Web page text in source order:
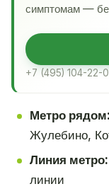
симптомам —
+7 (495) 104-22-
Метро рядом:
Жулебино,
Линия метро:
линии